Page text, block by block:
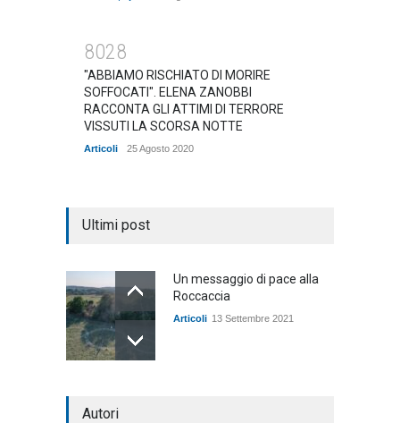
8028
"ABBIAMO RISCHIATO DI MORIRE
SOFFOCATI". ELENA ZANOBBI
RACCONTA GLI ATTIMI DI TERRORE
VISSUTI LA SCORSA NOTTE
Articoli 25 Agosto 2020
Ultimi post
Un messaggio di pace alla
Roccaccia
Articoli 13 Settembre 2021
Autori